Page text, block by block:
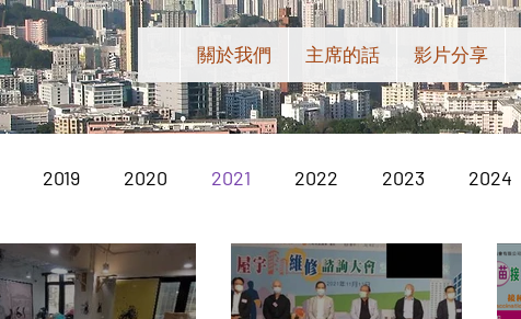
關於我們 主席的話 影片分享
2019 2020 2021 2022 2023 2024